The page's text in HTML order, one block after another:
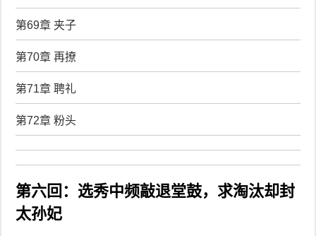
第69章 夹子
第70章 再撩
第71章 聘礼
第72章 粉头
第六回：选秀中频敲退堂鼓，求淘汰却封
太孙妃